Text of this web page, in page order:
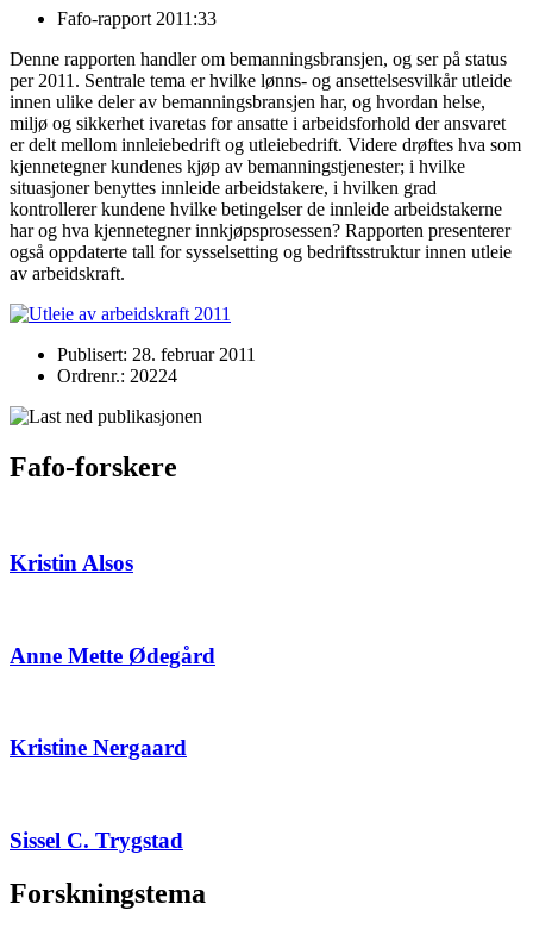
Fafo-rapport 2011:33
Denne rapporten handler om bemanningsbransjen, og ser på status
per 2011. Sentrale tema er hvilke lønns- og ansettelsesvilkår utleide
innen ulike deler av bemanningsbransjen har, og hvordan helse,
miljø og sikkerhet ivaretas for ansatte i arbeidsforhold der ansvaret
er delt mellom innleiebedrift og utleiebedrift. Videre drøftes hva som
kjennetegner kundenes kjøp av bemanningstjenester; i hvilke
situasjoner benyttes innleide arbeidstakere, i hvilken grad
kontrollerer kundene hvilke betingelser de innleide arbeidstakerne
har og hva kjennetegner innkjøpsprosessen? Rapporten presenterer
også oppdaterte tall for sysselsetting og bedriftsstruktur innen utleie
av arbeidskraft.
Publisert: 28. februar 2011
Ordrenr.: 20224
Fafo-forskere
Kristin Alsos
Anne Mette Ødegård
Kristine Nergaard
Sissel C. Trygstad
Forskningstema